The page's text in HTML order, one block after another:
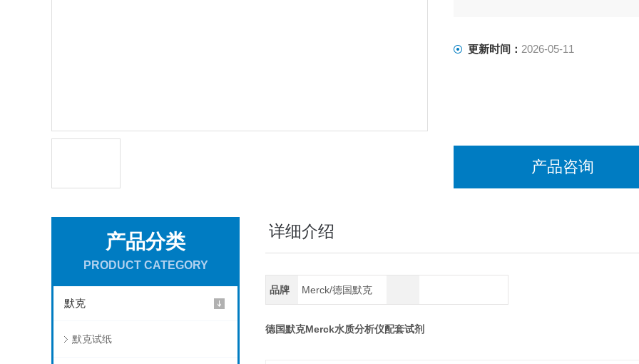
●多种方法通过美国EPA及德国DIN
更新时间： 2026-05-11
产品咨询
产品分类
PRODUCT CATEGORY
默克
默克试纸
详细介绍
品牌 Merck/德国默克
德国默克Merck水质分析仪配套试剂